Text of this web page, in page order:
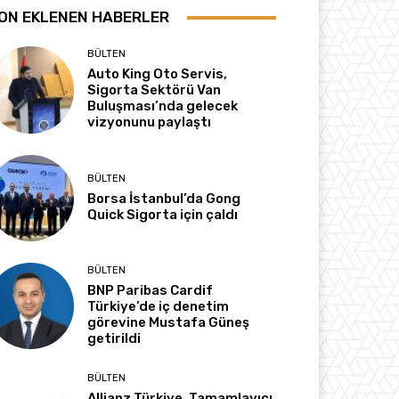
EKLENEN HABERLER
BÜLTEN
Auto King Oto Servis,
Sigorta Sektörü Van
Buluşması’nda gelecek
vizyonunu paylaştı
BÜLTEN
Borsa İstanbul’da Gong
Quick Sigorta için çaldı
BÜLTEN
BNP Paribas Cardif
Türkiye’de iç denetim
görevine Mustafa Güneş
getirildi
BÜLTEN